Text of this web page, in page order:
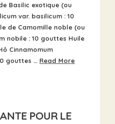
Basilic exotique (ou
var. basilicum : 10
de Camomille noble (ou
nobile : 10 gouttes Huile
Cinnamomum
gouttes … Read More
POUR LE